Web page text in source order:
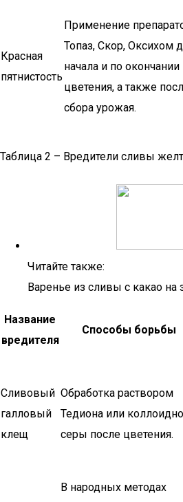
Красная
пятнистость
Применение
Топаз, Скор, Оксихом
начала и по окончании
цветения, а также
сбора урожая.
Таблица 2 – Вредители сливы
Читайте также:
Варенье из сливы с какао на
Название
вредителя
Способы борьбы
Сливовый
галловый
клещ
Обработка раствором
Тедиона или
серы после цветения.
В народных методах